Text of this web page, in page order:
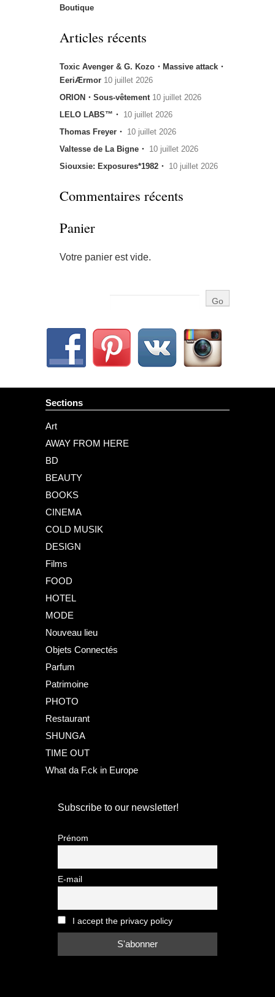
Boutique
Articles récents
Toxic Avenger & G. Kozo・Massive attack・
EeriÆrmor 10 juillet 2026
ORION・Sous-vêtement 10 juillet 2026
LELO LABS™・ 10 juillet 2026
Thomas Freyer・ 10 juillet 2026
Valtesse de La Bigne・ 10 juillet 2026
Siouxsie: Exposures*1982・ 10 juillet 2026
Commentaires récents
Panier
Votre panier est vide.
Sections
Art
AWAY FROM HERE
BD
BEAUTY
BOOKS
CINEMA
COLD MUSIK
DESIGN
Films
FOOD
HOTEL
MODE
Nouveau lieu
Objets Connectés
Parfum
Patrimoine
PHOTO
Restaurant
SHUNGA
TIME OUT
What da F.ck in Europe
Subscribe to our newsletter!
Prénom
E-mail
I accept the privacy policy